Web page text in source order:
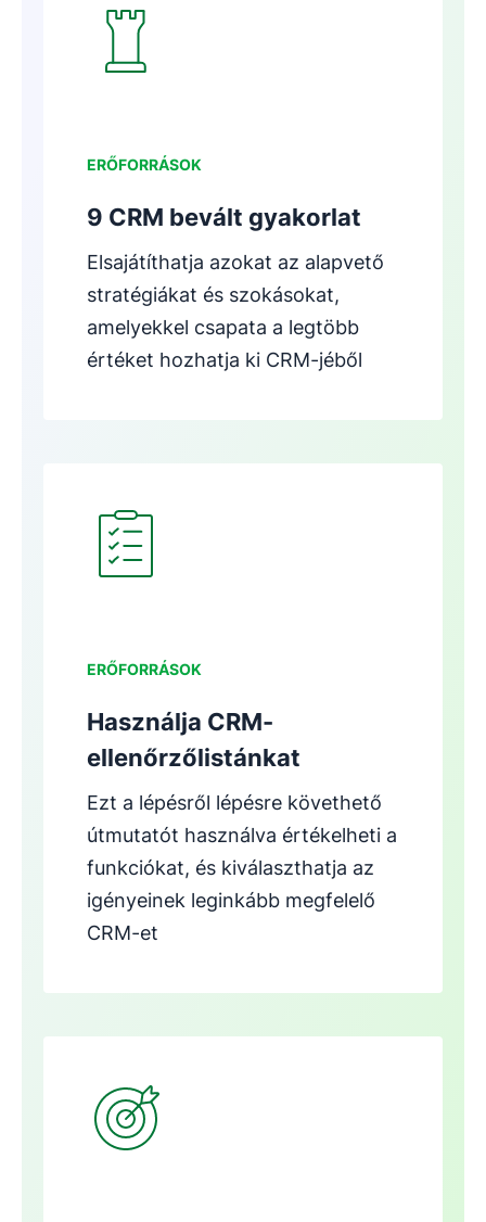
ERŐFORRÁSOK
9 CRM bevált gyakorlat
Elsajátíthatja azokat az alapvető
stratégiákat és szokásokat,
amelyekkel csapata a legtöbb
értéket hozhatja ki CRM-jéből
Új ablakban nyílik meg
ERŐFORRÁSOK
Használja CRM-
ellenőrzőlistánkat
Ezt a lépésről lépésre követhető
útmutatót használva értékelheti a
funkciókat, és kiválaszthatja az
igényeinek leginkább megfelelő
CRM-et
Új ablakban nyílik meg
Új ablakban nyílik meg